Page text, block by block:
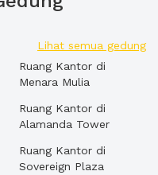
Lihat semua gedung
Ruang Kantor di
Menara Mulia
Ruang Kantor di
Alamanda Tower
Ruang Kantor di
Sovereign Plaza